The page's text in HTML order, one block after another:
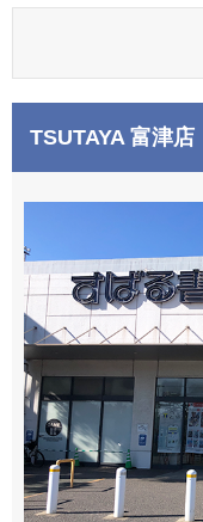
TSUTAYA 富津店